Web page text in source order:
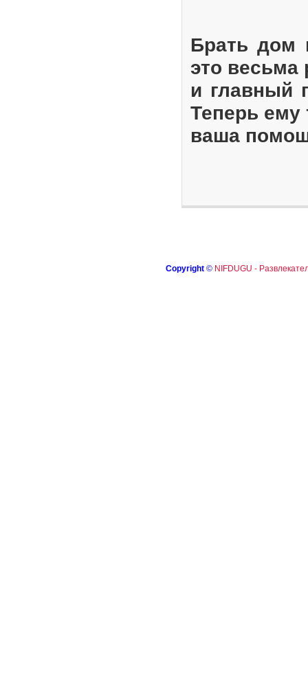
Брать дом
это весьма
и главный
Теперь ему
ваша
Copyright © NIFDUGU -